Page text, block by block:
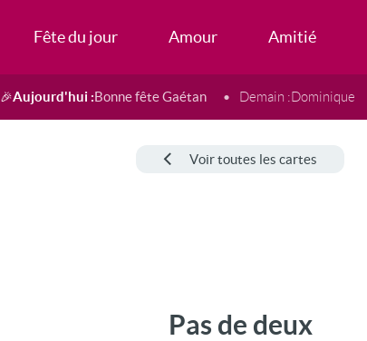
Fête du jour Amour Amitié
🎉Aujourd'hui :Bonne fête Gaétan Demain :Dominique
Voir toutes les cartes
Pas de deux